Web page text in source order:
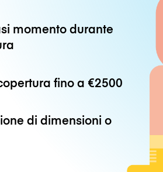
momento durante
fino a €2500
di dimensioni o